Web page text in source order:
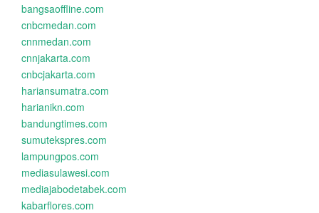
bangsaoffline.com
cnbcmedan.com
cnnmedan.com
cnnjakarta.com
cnbcjakarta.com
hariansumatra.com
harianikn.com
bandungtimes.com
sumutekspres.com
lampungpos.com
mediasulawesi.com
mediajabodetabek.com
kabarflores.com